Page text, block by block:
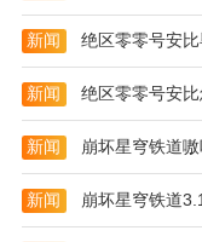
更新日志
v1.1.8 版本
更新隐私合规
新闻 绝区零零号安
新闻 绝区零零号安
新闻 崩坏星穹铁道
新闻 崩坏星穹铁道